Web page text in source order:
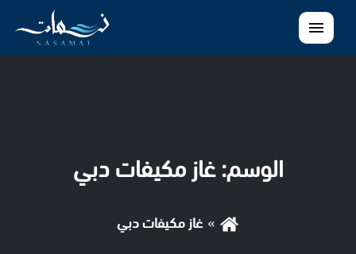
القائمة
الوسم:غاز مكيفات دبي
غاز مكيفات دبي